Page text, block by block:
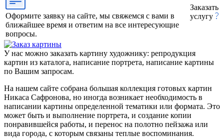
Оформите заявку на сайте, мы свяжемся с вами в
ближайшее время и ответим на все интересующие
вопросы.
Заказать
услугу
У нас можно заказать картину художнику: репродукция
картин из каталога, написание портрета, написание картины
по Вашим запросам.
На нашем сайте собрана большая коллекция готовых картин
Никаса Сафронова, но иногда возникает необходимость в
написании картины определенной тематики или формата. Это
может быть и выполнение портрета, и создание копии
понравившейся работы, и перенос на полотно пейзажа или
вида города, с которым связаны теплые воспоминания.